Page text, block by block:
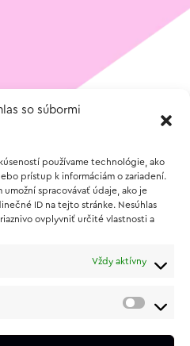
so súbormi
používame technológie, ako
prístup k informáciám o zariadení.
spracovávať údaje, ako je
ID na tejto stránke. Nesúhlas
ovplyvniť určité vlastnosti a
Vždy aktívny